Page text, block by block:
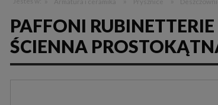
PAFFONI
ŚCIENNA